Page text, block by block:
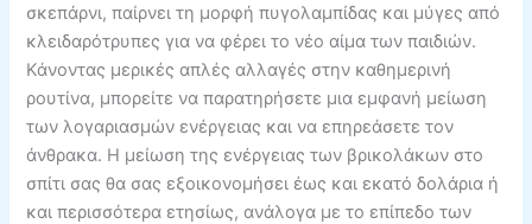
σκεπάρνι, παίρνει τη μορφή πυγολαμπίδας και μύγες από
κλειδαρότρυπες για να φέρει το νέο αίμα των παιδιών.
Κάνοντας μερικές απλές αλλαγές στην καθημερινή
ρουτίνα, μπορείτε να παρατηρήσετε μια εμφανή μείωση
των λογαριασμών ενέργειας και να επηρεάσετε τον
άνθρακα. Η μείωση της ενέργειας των βρικολάκων στο
σπίτι σας θα σας εξοικονομήσει έως και εκατό δολάρια ή
και περισσότερα ετησίως, ανάλογα με το επίπεδο των